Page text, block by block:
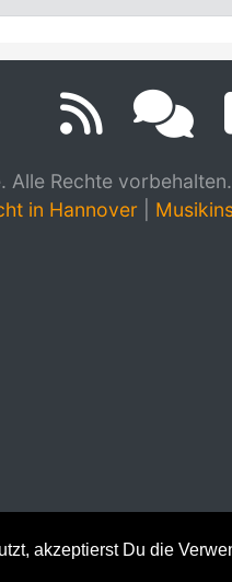
akzeptierst Du die
Rechte vorbehalten.
in Hannover